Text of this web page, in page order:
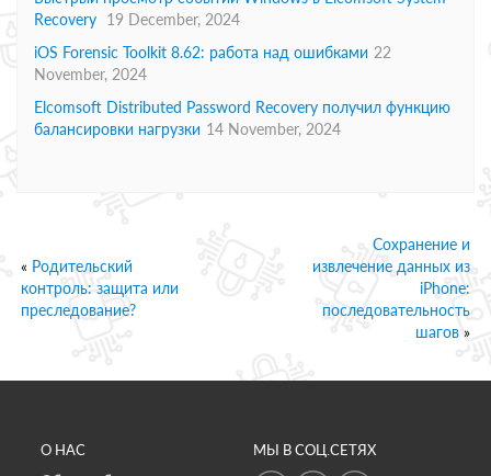
Recovery 19 December, 2024
iOS Forensic Toolkit 8.62: работа над ошибками 22
November, 2024
Elcomsoft Distributed Password Recovery получил функцию
балансировки нагрузки 14 November, 2024
« Родительский
контроль: защита или
преследование?
Сохранение и
извлечение данных из
iPhone:
последовательность
шагов »
О НАС МЫ В СОЦ.СЕТЯХ